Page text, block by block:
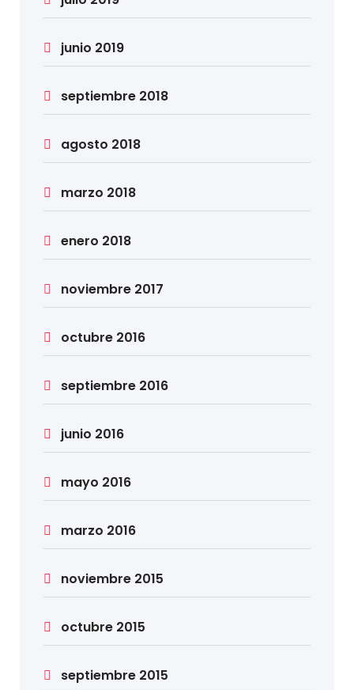
junio 2019
septiembre 2018
agosto 2018
marzo 2018
enero 2018
noviembre 2017
octubre 2016
septiembre 2016
junio 2016
mayo 2016
marzo 2016
noviembre 2015
octubre 2015
septiembre 2015